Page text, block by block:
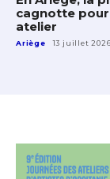
cagnotte pour
atelier
Ariège 13 juillet 2026